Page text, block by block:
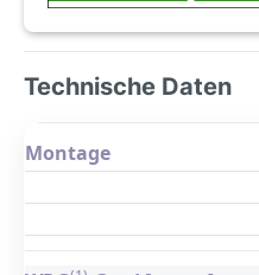
Technische Daten
Montage